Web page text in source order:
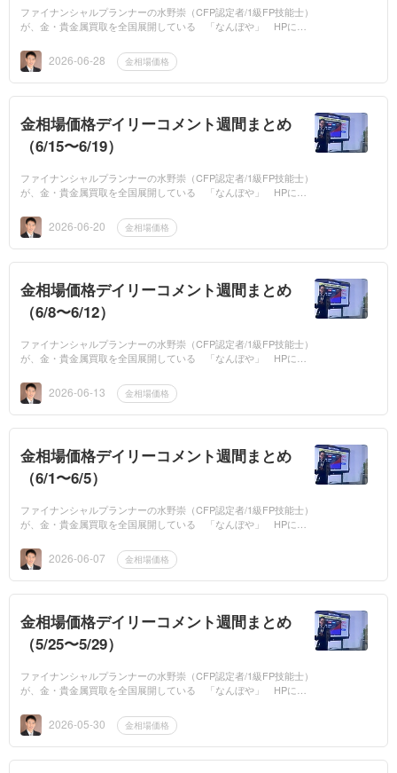
ファイナンシャルプランナーの水野崇（CFP認定者/1級FP技能士）
が、金・貴金属買取を全国展開している 「なんぼや」 HPに、
週の金相場価格の...
2026-06-28 金相場価格
金相場価格デイリーコメント週間まとめ
（6/15〜6/19）
ファイナンシャルプランナーの水野崇（CFP認定者/1級FP技能士）
が、金・貴金属買取を全国展開している 「なんぼや」 HPに、
週の金相場価格の...
2026-06-20 金相場価格
金相場価格デイリーコメント週間まとめ
（6/8〜6/12）
ファイナンシャルプランナーの水野崇（CFP認定者/1級FP技能士）
が、金・貴金属買取を全国展開している 「なんぼや」 HPに、
週の金相場価格の...
2026-06-13 金相場価格
金相場価格デイリーコメント週間まとめ
（6/1〜6/5）
ファイナンシャルプランナーの水野崇（CFP認定者/1級FP技能士）
が、金・貴金属買取を全国展開している 「なんぼや」 HPに、
週の金相場価格の...
2026-06-07 金相場価格
金相場価格デイリーコメント週間まとめ
（5/25〜5/29）
ファイナンシャルプランナーの水野崇（CFP認定者/1級FP技能士）
が、金・貴金属買取を全国展開している 「なんぼや」 HPに、
週の金相場価格の...
2026-05-30 金相場価格